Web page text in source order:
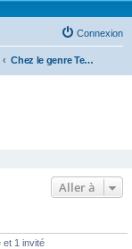
Connexion
Chez le genre Temnothorax
Aller à
et 1 invité